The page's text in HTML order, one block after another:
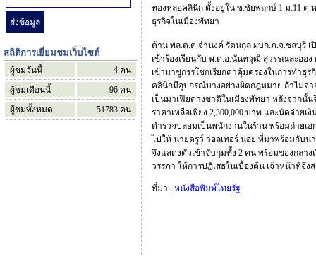
สถิติการเยี่ยมชมเว็บไซต์
ผู้ชมวันนี้ 4 คน
ผู้ชมเดือนนี้
96 คน
ผู้ชมทั้งหมด
51783 คน
ทองหล่อคลินิก ตั้งอยู่ใน ซ.ชัยพฤกษ์ 1 ม.11 ต.
ธุรกิจในเมืองพัทยา
ด้าน พล.ต.ต.จำนงค์ รัตนกุล ผบก.ภ.จ.ชลบุรี เ
เข้าร้องเรียนกับ พ.ต.อ.นันทวุฒิ สุวรรณละออ
เข้ามาขู่กรรโชกเรียกค่าคุ้มครองในการทำธุ
คลินิกมีอุปกรณ์บางอย่างผิดกฎหมาย ถ้าไม่จ่
เป็นมาเฟียต่างชาติในเมืองพัทยา หลังจาก
ราคาเหลือเพียง 2,300,000 บาท และนัดจ่าย
ตำรวจปลอมเป็นพนักงานในร้าน พร้อมถ่ายเอ
ไปให้ นายดรูว์ วอลเทอร์ นอย ที่มาพร้อมกับน
จึงแสดงตัวเข้าจับกุมทั้ง 2 คน พร้อมของกลา
วรรภา ให้การปฏิเสธในเบื้องต้น เจ้าหน้าที่
ที่มา :หนังสือพิมพ์ไทยรัฐ